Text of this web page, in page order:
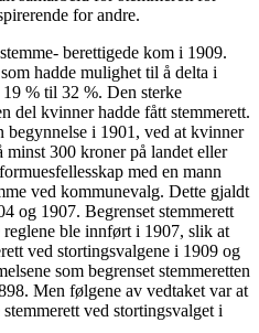
for andre.
berettigede kom i 1909.
hadde mulighet til å delta i
% til 32 %. Den sterke
del kvinner hadde fått stemmerett.
begynnelse i 1901, ved at kvinner
minst 300 kroner på landet eller
med en mann
ved kommunevalg. Dette gjaldt
og 1907. Begrenset stemmerett
reglene ble innført i 1907, slik at
ved stortingsvalgene i 1909 og
som begrenset stemmeretten
Men følgene av vedtaket var at
ved stortingsvalget i